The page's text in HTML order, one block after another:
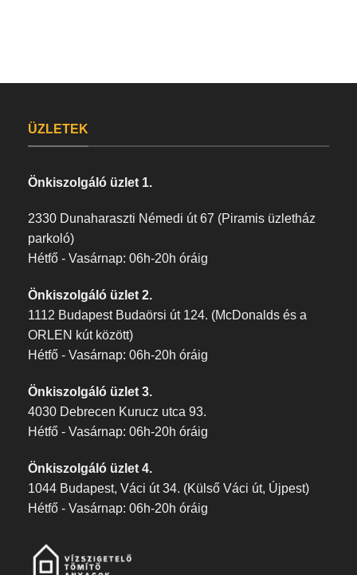
ÜZLETEK
Önkiszolgáló üzlet 1.
2330 Dunaharaszti Némedi út 67 (Piramis üzletház
parkoló)
Hétfő - Vasárnap: 06h-20h óráig
Önkiszolgáló üzlet 2.
1112 Budapest Budaörsi út 124. (McDonalds és a
ORLEN kút között)
Hétfő - Vasárnap: 06h-20h óráig
Önkiszolgáló üzlet 3.
4030 Debrecen Kurucz utca 93.
Hétfő - Vasárnap: 06h-20h óráig
Önkiszolgáló üzlet 4.
1044 Budapest, Váci út 34. (Külső Váci út, Újpest)
Hétfő - Vasárnap: 06h-20h óráig